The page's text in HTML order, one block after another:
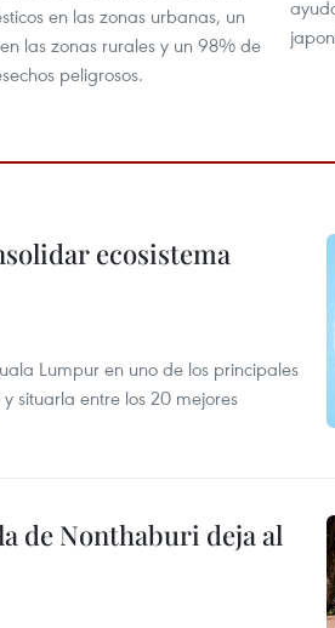
en las zonas urbanas, un
las zonas rurales y un 98% de
peligrosos.
ecosistema
Lumpur en uno de los principales
situarla entre los 20 mejores
de Nonthaburi deja al